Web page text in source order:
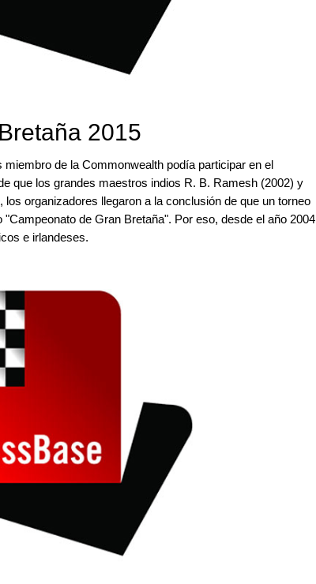
2015
de la Commonwealth podía participar en el
que los grandes maestros indios R. B. Ramesh (2002) y
organizadores llegaron a la conclusión de que un torneo
de Gran Bretaña". Por eso, desde el año 2004
e irlandeses.